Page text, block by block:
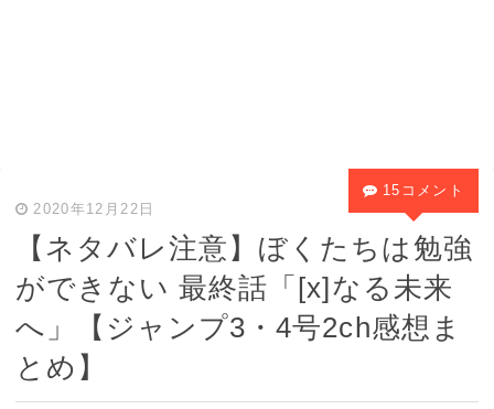
2020年12月22日
【ネタバレ注意】ぼくたちは勉強
ができない 最終話「[x]なる未来
へ」【ジャンプ3・4号2ch感想ま
とめ】
15コメント